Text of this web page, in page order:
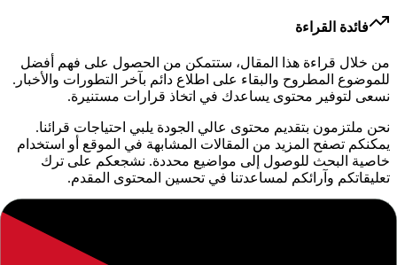
فائدة القراءة
من خلال قراءة هذا المقال، ستتمكن من الحصول على فهم أفضل
للموضوع المطروح والبقاء على اطلاع دائم بآخر التطورات والأخبار.
نسعى لتوفير محتوى يساعدك في اتخاذ قرارات مستنيرة.
نحن ملتزمون بتقديم محتوى عالي الجودة يلبي احتياجات قرائنا.
يمكنكم تصفح المزيد من المقالات المشابهة في الموقع أو استخدام
خاصية البحث للوصول إلى مواضيع محددة. نشجعكم على ترك
تعليقاتكم وآرائكم لمساعدتنا في تحسين المحتوى المقدم.
إخلاء مسؤولية: المعلومات الواردة في هذا المقال هي لأغراض
إعلامية فقط. نوصي دائماً بالتحقق من المصادر الرسمية والموثوقة.
إذا كان لديك أي استفسار أو ملاحظة، لا تتردد في التواصل معنا.